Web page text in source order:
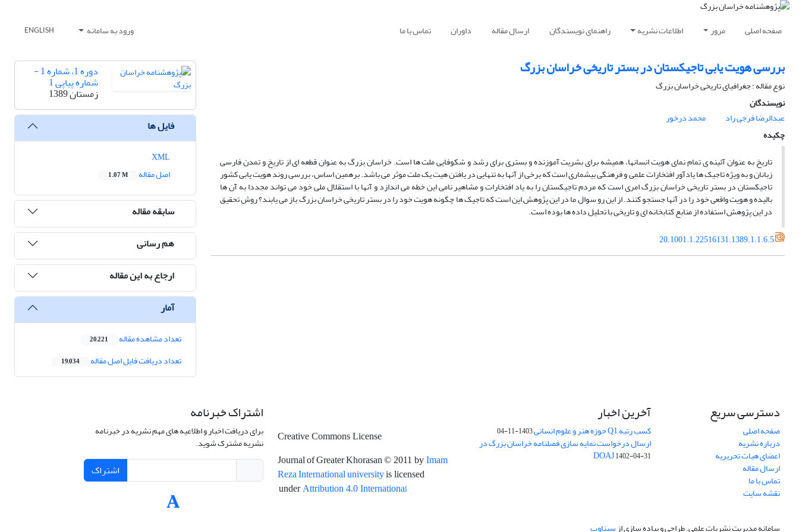
صفحه اصلی مرور اطلاعات نشریه راهنمای نویسندگان ارسال مقاله داوران تماس با ما ورود به سامانه ENGLISH
بررسی هویت یابی تاجیکستان در بستر تاریخی خراسان بزرگ
نوع مقاله : جغرافیای تاریخی خراسان بزرگ
نویسندگان
عبدالرضا فرجی راد
محمد درخور
چکیده
تاریخ به عنوان آئینه ی تمام نمای هویت انسانها، همیشه برای بشریت آموزنده و بستری برای رشد و شکوفایی ملت ها است. خراسان بزرگ به عنوان قطعه ای از تاریخ و تمدن فارسی
زبانان و به ویژه تاجیک ها یادآور افتخارات علمی و فرهنگی بیشماری است که برخی از آنها به تنهایی در یافتن هیت یک ملت موثر می باشد. برهمین اساس، بررسی روند هویت یابی کشور
تاجیکستان در بستر تاریخی خراسان بزرگ امری است که مردم تاجیکستان را به یاد افتخارات و مشاهیر نامی این خطه می اندازد و آنها با استقلال ملی خود می تواند مجددا به آن ها
بالیده و هویت واقعی خود را در آنها جستجو کنند. از این رو سوال ما در این پژوهش این است که تاجیک ها چگونه هویت خود را در بستر تاریخی خراسان بزرگ باز می یابند؟ روش تحقیق
در این پژوهش استفاده از منابع کتابخانه ای و تاریخی با تحلیل داده ها بوده است.
20.1001.1.22516131.1389.1.1.6.5
دوره 1، شماره 1 -
شماره پیاپی 1
زمستان 1389
فایل ها
اصل مقاله
1.07 M
سابقه مقاله
هم رسانی
ارجاع به این مقاله
آمار
تعداد مشاهده مقاله 20,221
تعداد دریافت فایل اصل مقاله 19,034
دسترسی سریع
صفحه اصلی
درباره نشریه
اعضای هیات تحریریه
ارسال مقاله
تماس با ما
نقشه سایت
آخرین اخبار
کسب رتبه Q1 حوزه هنر و علوم انسانی 1403-11-04
ارسال درخواست نمایه سازی فصلنامه خراسان بزرگ در
DOAJ1402-04-31
Creative Commons License
Journal of Greater Khorasan© 2011 by Imam
Reza International universityis licensed
underAttribution 4.0 International
اشتراک خبرنامه
برای دریافت اخبار و اطلاعیه های مهم نشریه در خبرنامه
نشریه مشترک شوید.
اشتراک
سامانه مدیریت نشریات علمی.طراحی و پیاده سازی ازسیناوب